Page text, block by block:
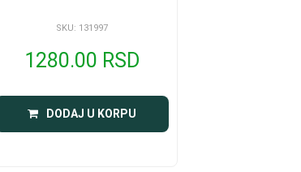
SKU: 131997
1280.00 RSD
DODAJ U KORPU